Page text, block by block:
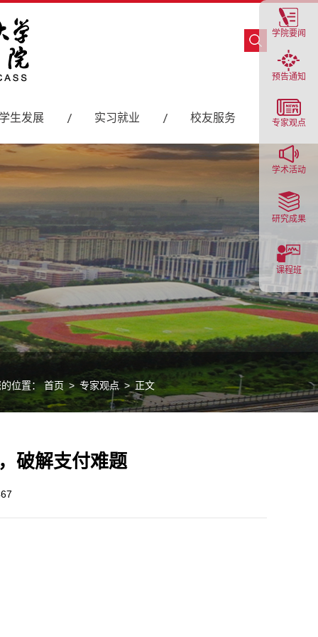
学院要闻
预告通知
专家观点
学术活动
研究成果
课程班
学生发展 实习就业 校友服务
位置： 首页 > 专家观点 > 正文
破解支付难题